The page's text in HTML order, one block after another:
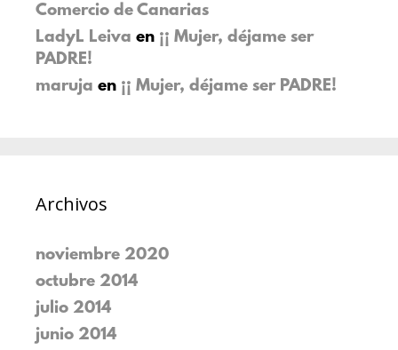
Comercio de Canarias
LadyL Leiva en ¡¡ Mujer, déjame ser
PADRE!
maruja en ¡¡ Mujer, déjame ser PADRE!
Archivos
noviembre 2020
octubre 2014
julio 2014
junio 2014